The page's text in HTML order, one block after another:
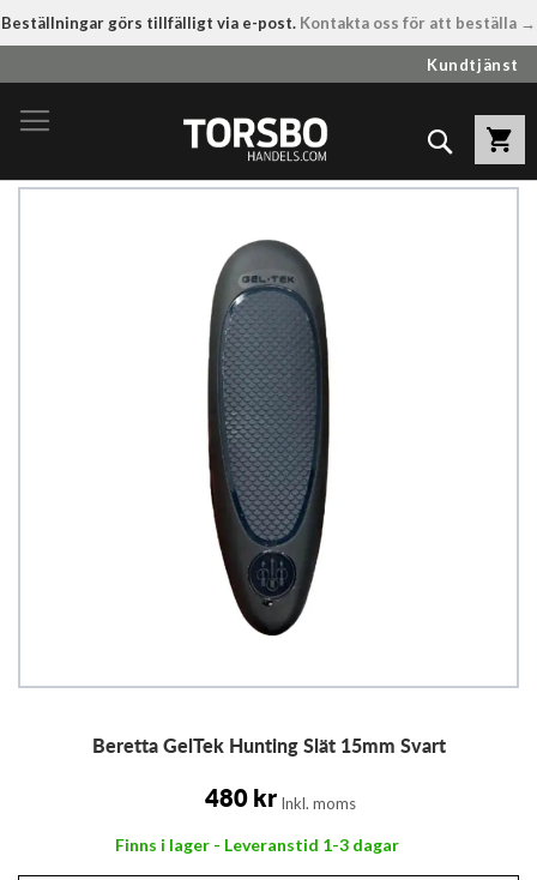
Beställningar görs tillfälligt via e-post. Kontakta oss för att beställa →
till
innehållet
Kundtjänst
Sök
Beretta GelTek Hunting Slät 15mm Svart
480 kr Inkl. moms
Finns i lager - Leveranstid 1-3 dagar